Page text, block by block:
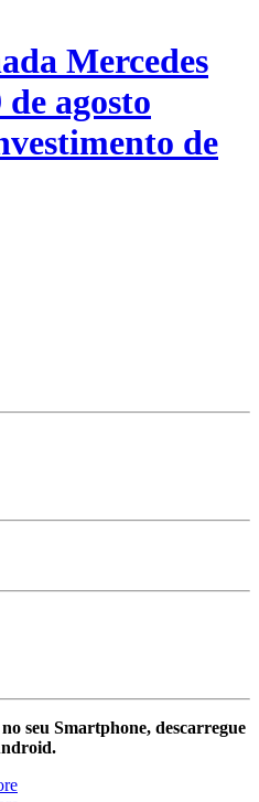
Mercedes
agosto
de
seu Smartphone, descarregue